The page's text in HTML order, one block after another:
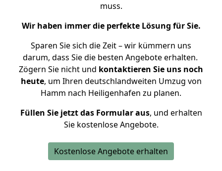
muss.
Wir haben immer die perfekte Lösung für Sie.
Sparen Sie sich die Zeit – wir kümmern uns
darum, dass Sie die besten Angebote erhalten.
Zögern Sie nicht und kontaktieren Sie uns noch
heute, um Ihren deutschlandweiten Umzug von
Hamm nach Heiligenhafen zu planen.
Füllen Sie jetzt das Formular aus, und erhalten
Sie kostenlose Angebote.
Kostenlose Angebote erhalten